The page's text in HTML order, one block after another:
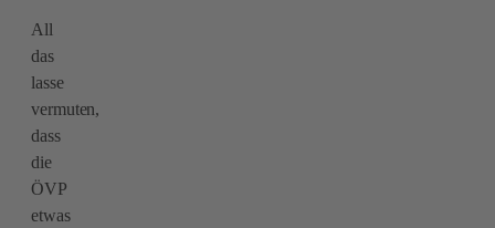
All
das
lasse
vermuten,
dass
die
ÖVP
etwas